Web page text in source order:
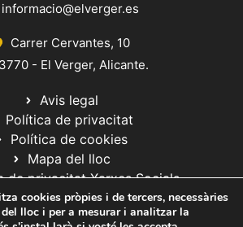
informacio@elverger.es
Carrer Cervantes, 10
- El Verger, Alicante.
Avis legal
Política de privacitat
Política de cookies
Mapa del lloc
de privacitat Xarxes Socials
cookies pròpies i de tercers, necessàries
lloc i per a mesurar i analitzar la